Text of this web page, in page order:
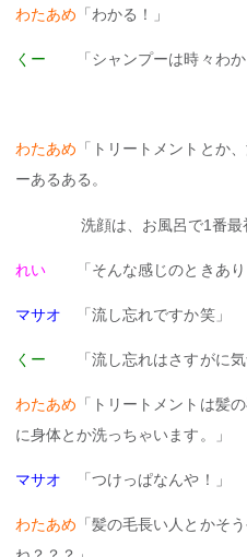
わたあめ 「わかる！」
くー 「シャンプーは時々わ
わたあめ 「トリートメントとか
ーあるある。
洗顔は、お風呂で1番最
れい 「そんな感じのときあ
マサオ 「流し忘れですか笑」
くー 「流し忘れはさすがに
わたあめ 「トリートメントは髪
に身体とか洗っちゃいます。」
マサオ 「つけっぱなんや！」
わたあめ 「髪の毛長い人とかそ